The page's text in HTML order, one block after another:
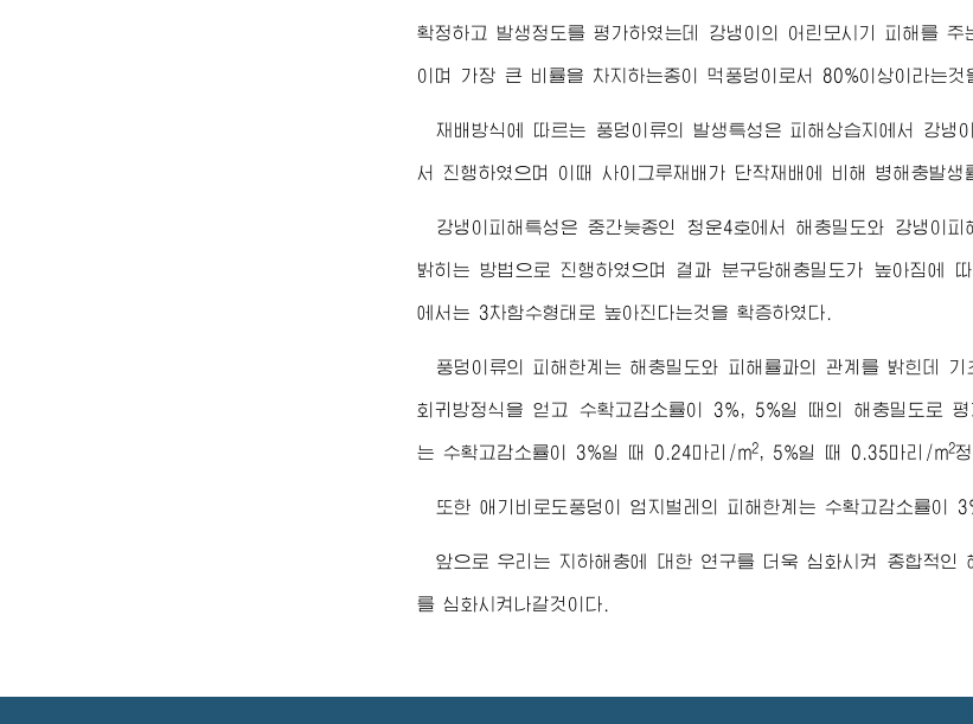
확정하고 발생정도를 평가하였는데 강냉이의 어린모시기 피해를
이며 가장 큰 비률을 차지하는종이 먹풍덩이로서 80%이상이라는것
재배방식에 따르는 풍덩이류의 발생특성은 피해상습지에서 강냉
서 진행하였으며 이때 사이그루재배가 단작재배에 비해 병해충발생
강냉이피해특성은 중간늦종인 청운4호에서 해충밀도와 강냉이
밝히는 방법으로 진행하였으며 결과 분구당해충밀도가 높아짐에
에서는 3차함수형태로 높아진다는것을 확증하였다.
풍덩이류의 피해한계는 해충밀도와 피해률과의 관계를 밝힌데
회귀방정식을 얻고 수확고감소률이 3%, 5%일 때의 해충밀도로
는 수확고감소률이 3%일 때 0.24마리/m2, 5%일 때 0.35마리/m2
또한 애기비로도풍덩이 엄지벌레의 피해한계는 수확고감소률이
앞으로 우리는 지하해충에 대한 연구를 더욱 심화시켜 종합적인
를 심화시켜나갈것이다.